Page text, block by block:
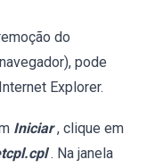
do
pode
Explorer.
Iniciar , clique em
. Na janela